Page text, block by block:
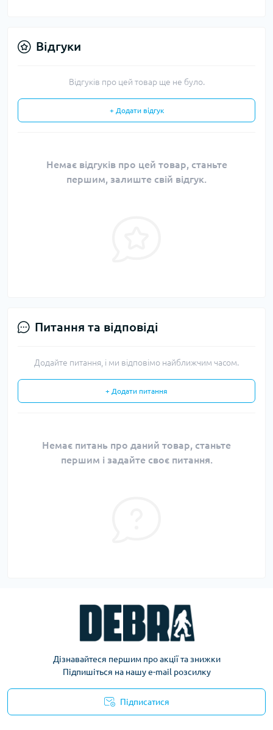
Відгуки
Відгуків про цей товар ще не було.
+ Додати відгук
Немає відгуків про цей товар, станьте
першим, залиште свій відгук.
Питання та відповіді
Додайте питання, і ми відповімо найближчим часом.
+ Додати питання
Немає питань про даний товар, станьте
першим і задайте своє питання.
Дізнавайтеся першим про акції та знижки
Підпишіться на нашу e-mail розсилку
Підписатися